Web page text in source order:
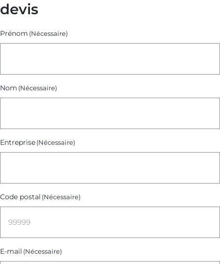
devis
Prénom (Nécessaire)
Nom (Nécessaire)
Entreprise(Nécessaire)
Code postal (Nécessaire)
E-mail (Nécessaire)